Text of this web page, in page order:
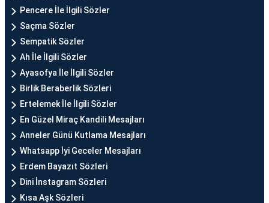
Pencere İle İlgili Sözler
Saçma Sözler
Sempatik Sözler
Ah İle İlgili Sözler
Ayasofya İle İlgili Sözler
Birlik Beraberlik Sözleri
Ertelemek İle İlgili Sözler
En Güzel Miraç Kandili Mesajları
Anneler Günü Kutlama Mesajları
Whatsapp İyi Geceler Mesajları
Erdem Bayazıt Sözleri
Dini İnstagram Sözleri
Kısa Aşk Sözleri